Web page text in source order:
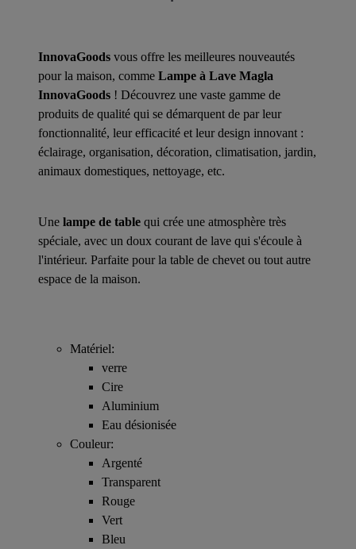
InnovaGoods vous offre les meilleures nouveautés
pour la maison, comme Lampe à Lave Magla
InnovaGoods ! Découvrez une vaste gamme de
produits de qualité qui se démarquent de par leur
fonctionnalité, leur efficacité et leur design innovant :
éclairage, organisation, décoration, climatisation, jardin,
animaux domestiques, nettoyage, etc.
Une lampe de table qui crée une atmosphère très
spéciale, avec un doux courant de lave qui s'écoule à
l'intérieur. Parfaite pour la table de chevet ou tout autre
espace de la maison.
Matériel:
verre
Cire
Aluminium
Eau désionisée
Couleur:
Argenté
Transparent
Rouge
Vert
Bleu